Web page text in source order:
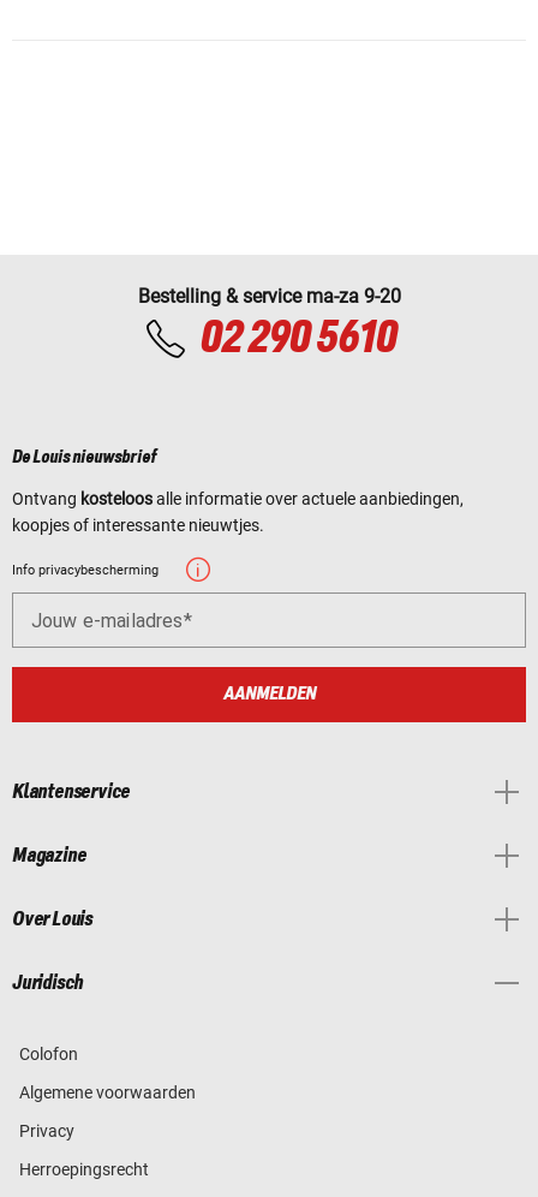
Bestelling & service ma-za 9-20
02 290 5610
De Louis nieuwsbrief
Ontvang kosteloosalle informatie over actuele aanbiedingen,
koopjes of interessante nieuwtjes.
Info privacybescherming
Jouw e-mailadres
AANMELDEN
Klantenservice
Magazine
Over Louis
Juridisch
Colofon
Algemene voorwaarden
Privacy
Herroepingsrecht